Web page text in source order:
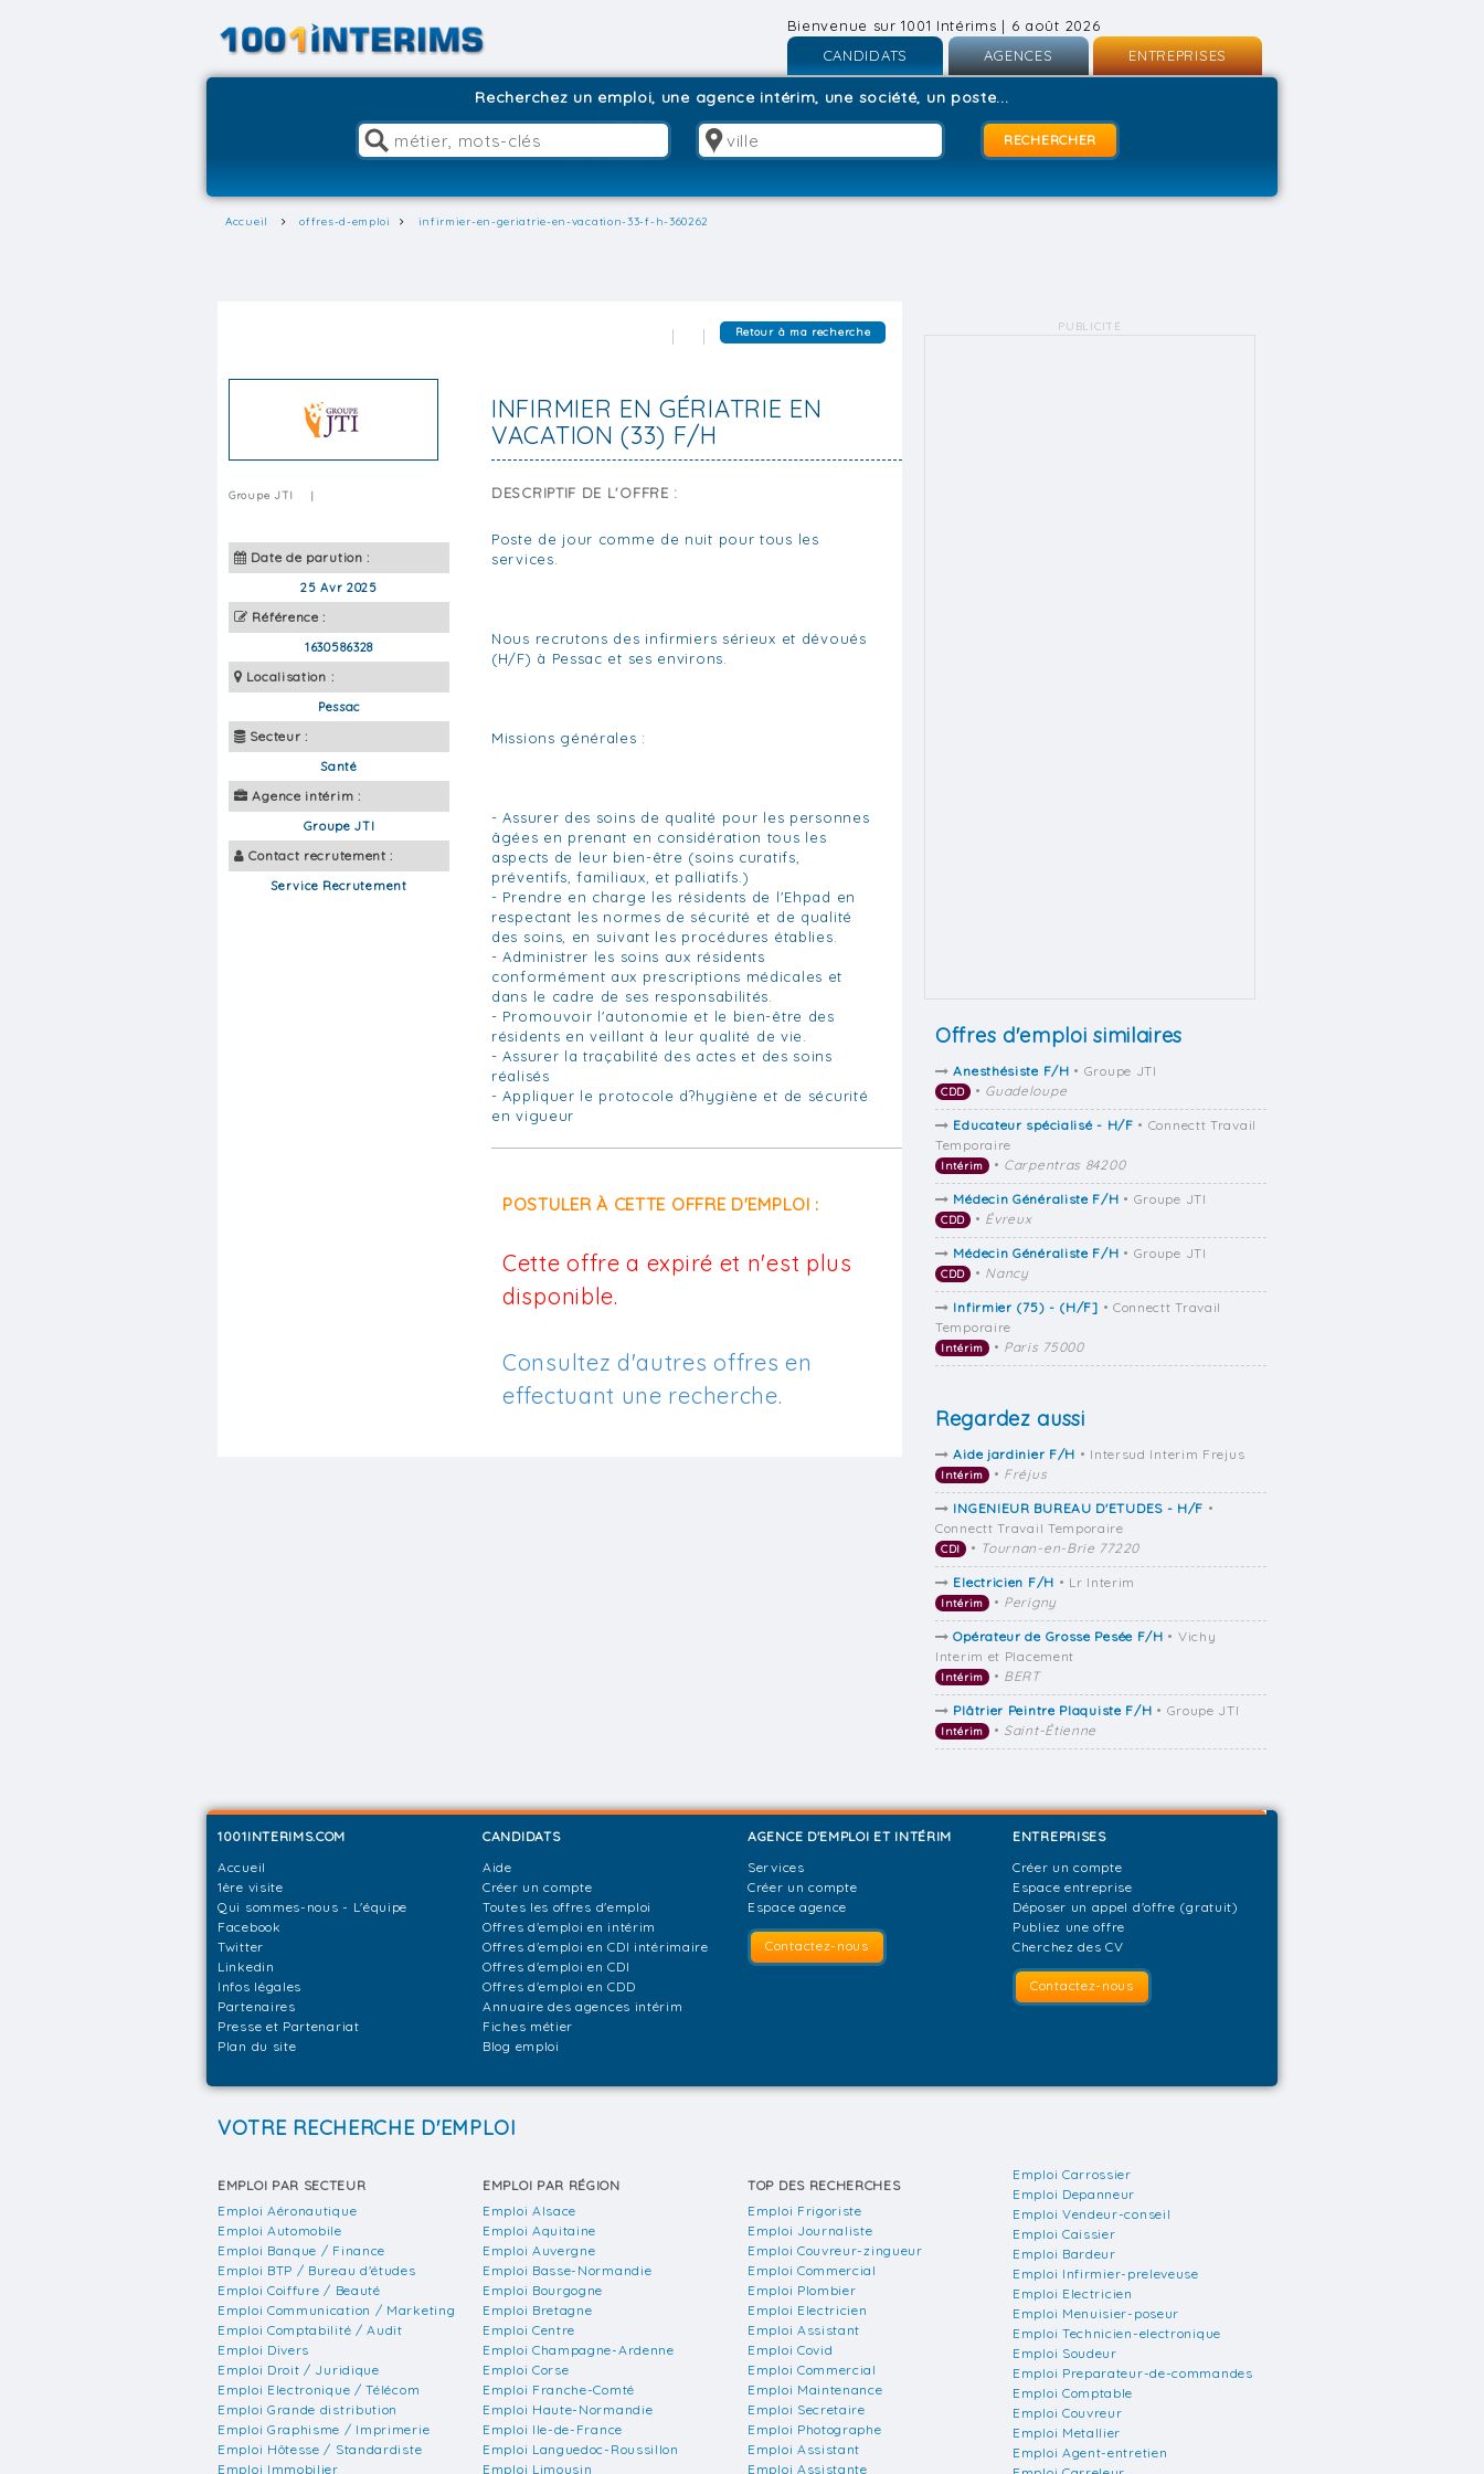
Bienvenue sur 1001 Intérims | 6 août 2026
CANDIDATS
Inscription
AGENCES
Inscription
Connexion
ENTREPRISES
Recherchez un emploi, une agence intérim, une société, un poste...
Accueil offres-d-emploi infirmier-en-geriatrie-en-vacation-33-f-h-360262
Retour à ma recherche
INFIRMIER EN GÉRIATRIE EN
VACATION (33) F/H
Groupe JTI |
Date de parution :
25 Avr 2025
Référence :
1630586328
Localisation :
Pessac
Secteur :
Santé
Agence intérim :
Groupe JTI
Contact recrutement :
Service Recrutement
DESCRIPTIF DE L'OFFRE :
Poste de jour comme de nuit pour tous les
services.
Nous recrutons des infirmiers sérieux et dévoués
(H/F) à Pessac et ses environs.
Missions générales :
- Assurer des soins de qualité pour les personnes
âgées en prenant en considération tous les
aspects de leur bien-être (soins curatifs,
préventifs, familiaux, et palliatifs.)
- Prendre en charge les résidents de l'Ehpad en
respectant les normes de sécurité et de qualité
des soins, en suivant les procédures établies.
- Administrer les soins aux résidents
conformément aux prescriptions médicales et
dans le cadre de ses responsabilités.
- Promouvoir l'autonomie et le bien-être des
résidents en veillant à leur qualité de vie.
- Assurer la traçabilité des actes et des soins
réalisés
- Appliquer le protocole d?hygiène et de sécurité
en vigueur
POSTULER À CETTE OFFRE D'EMPLOI :
Cette offre a expiré et n'est plus
disponible.
Consultez d'autres offres en
effectuant une recherche.
PUBLICITÉ
Offres d'emploi similaires
Anesthésiste F/H • Groupe JTI
CDD • Guadeloupe
Educateur spécialisé - H/F • Connectt Travail
Temporaire
Intérim • Carpentras 84200
Médecin Généraliste F/H • Groupe JTI
CDD • Évreux
Médecin Généraliste F/H • Groupe JTI
CDD • Nancy
Infirmier (75) - (H/F] • Connectt Travail
Temporaire
Intérim • Paris 75000
Regardez aussi
Aide jardinier F/H • Intersud Interim Frejus
Intérim • Fréjus
INGENIEUR BUREAU D'ETUDES - H/F •
Connectt Travail Temporaire
CDI • Tournan-en-Brie 77220
Electricien F/H • Lr Interim
Intérim • Perigny
Opérateur de Grosse Pesée F/H • Vichy
Interim et Placement
Intérim • BERT
Plâtrier Peintre Plaquiste F/H • Groupe JTI
Intérim • Saint-Étienne
1001INTERIMS.COM
Accueil
1ère visite
Qui sommes-nous - L'équipe
Facebook
Twitter
Linkedin
Infos légales
Partenaires
Presse et Partenariat
Plan du site
CANDIDATS
Aide
Créer un compte
Toutes les offres d'emploi
Offres d'emploi en intérim
Offres d'emploi en CDI intérimaire
Offres d'emploi en CDI
Offres d'emploi en CDD
Annuaire des agences intérim
Fiches métier
Blog emploi
AGENCE D'EMPLOI ET INTÉRIM
Services
Créer un compte
Espace agence
Contactez-nous
ENTREPRISES
Créer un compte
Espace entreprise
Déposer un appel d'offre (gratuit)
Publiez une offre
Cherchez des CV
Contactez-nous
VOTRE RECHERCHE D'EMPLOI
EMPLOI PAR SECTEUR
Emploi Aéronautique
Emploi Automobile
Emploi Banque / Finance
Emploi BTP / Bureau d'études
Emploi Coiffure / Beauté
Emploi Communication / Marketing
Emploi Comptabilité / Audit
Emploi Divers
Emploi Droit / Juridique
Emploi Electronique / Télécom
Emploi Grande distribution
Emploi Graphisme / Imprimerie
Emploi Hôtesse / Standardiste
Emploi Immobilier
EMPLOI PAR RÉGION
Emploi Alsace
Emploi Aquitaine
Emploi Auvergne
Emploi Basse-Normandie
Emploi Bourgogne
Emploi Bretagne
Emploi Centre
Emploi Champagne-Ardenne
Emploi Corse
Emploi Franche-Comté
Emploi Haute-Normandie
Emploi Ile-de-France
Emploi Languedoc-Roussillon
Emploi Limousin
TOP DES RECHERCHES
Emploi Frigoriste
Emploi Journaliste
Emploi Couvreur-zingueur
Emploi Commercial
Emploi Plombier
Emploi Electricien
Emploi Assistant
Emploi Covid
Emploi Commercial
Emploi Maintenance
Emploi Secretaire
Emploi Photographe
Emploi Assistant
Emploi Assistante
Emploi Carrossier
Emploi Depanneur
Emploi Vendeur-conseil
Emploi Caissier
Emploi Bardeur
Emploi Infirmier-preleveuse
Emploi Electricien
Emploi Menuisier-poseur
Emploi Technicien-electronique
Emploi Soudeur
Emploi Preparateur-de-commandes
Emploi Comptable
Emploi Couvreur
Emploi Metallier
Emploi Agent-entretien